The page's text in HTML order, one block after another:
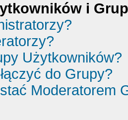
i
Użytkowników?
do Grupy?
Moderatorem